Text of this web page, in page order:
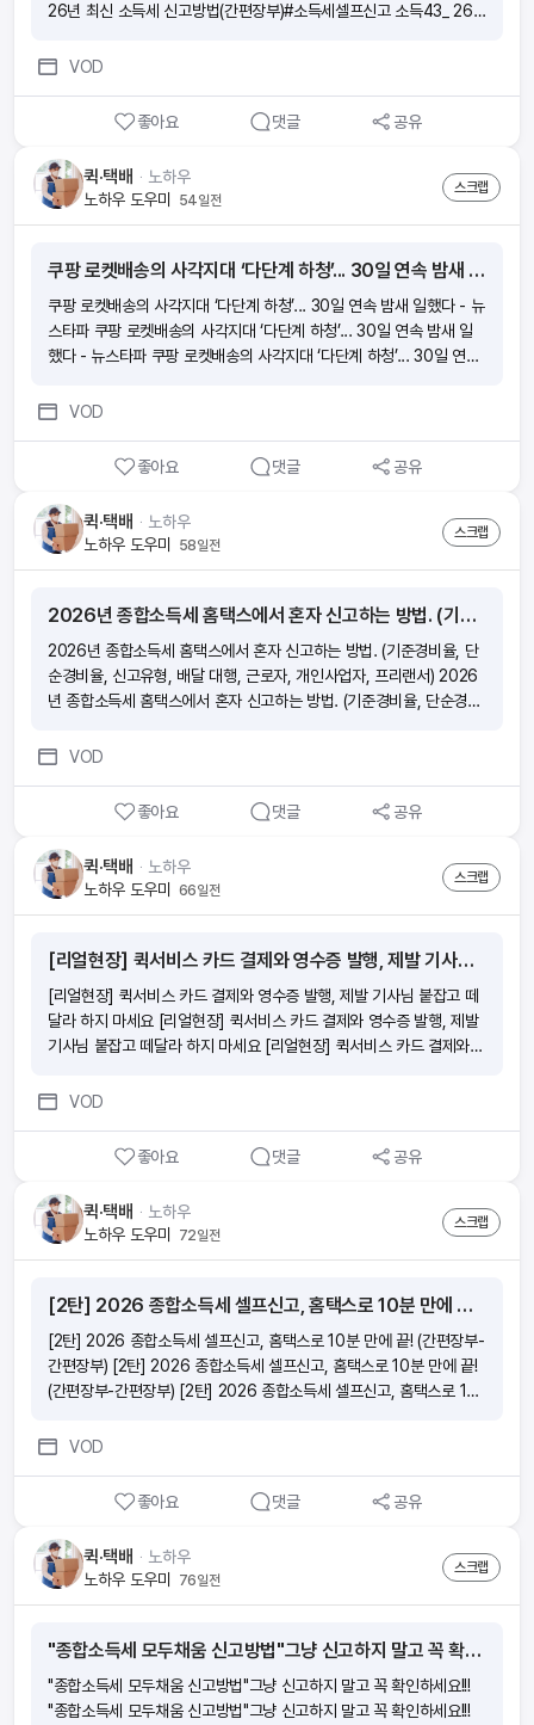
26년 최신 소득세 신고방법(간편장부)#소득세셀프신고 소득43_ 26
VOD
좋아요 댓글 공유
퀵·택배 ᆞ 노하우
노하우 도우미
54일전
스크랩
쿠팡 로켓배송의 사각지대 ‘다단계 하청’... 30일 연속 밤새 일했다 - 뉴스타파
쿠팡 로켓배송의 사각지대 ‘다단계 하청’... 30일 연속 밤새 일했다 - 뉴
스타파 쿠팡 로켓배송의 사각지대 ‘다단계 하청’... 30일 연속 밤새 일
했다 - 뉴스타파 쿠팡 로켓배송의 사각지대 ‘다단계 하청’... 30일 연속
일 연속 밤새 일했다 - 뉴스타파
VOD
좋아요 댓글 공유
퀵·택배 ᆞ 노하우
노하우 도우미
58일전
스크랩
2026년 종합소득세 홈택스에서 혼자 신고하는 방법. (기준경비율, 단순경비율, 신고유형, 배달 대행, 근로자, 개인사업자, 프리랜서)
2026년 종합소득세 홈택스에서 혼자 신고하는 방법. (기준경비율, 단
순경비율, 신고유형, 배달 대행, 근로자, 개인사업자, 프리랜서) 2026
년 종합소득세 홈택스에서 혼자 신고하는 방법. (기준경비율, 단순경비
소득세 홈택스에서 혼자 신고하는 방법. (기준경비율, 단순경비율, 신고
홈택스에서 혼자 신고하는 방법. (기준경비율, 단순경비율, 신고유형,
배달 대행, 근로자, 개인사업자, 프리랜서)
VOD
좋아요 댓글 공유
퀵·택배 ᆞ 노하우
노하우 도우미 66일전
스크랩
[리얼현장] 퀵서비스 카드 결제와 영수증 발행, 제발 기사님 붙잡고 떼달라 하지 마세요
[리얼현장] 퀵서비스 카드 결제와 영수증 발행, 제발 기사님 붙잡고 떼
달라 하지 마세요 [리얼현장] 퀵서비스 카드 결제와 영수증 발행, 제발
기사님 붙잡고 떼달라 하지 마세요 [리얼현장] 퀵서비스 카드 결제와
비스 카드 결제와 영수증 발행, 제발 기사님 붙잡고 떼달라 하지 마세요
VOD
좋아요 댓글 공유
퀵·택배 ᆞ 노하우
노하우 도우미
72일전
스크랩
[2탄] 2026 종합소득세 셀프신고, 홈택스로 10분 만에 끝! (간편장부-간편장부)
[2탄] 2026 종합소득세 셀프신고, 홈택스로 10분 만에 끝! (간편장부-
간편장부) [2탄] 2026 종합소득세 셀프신고, 홈택스로 10분 만에 끝!
(간편장부-간편장부) [2탄] 2026 종합소득세 셀프신고, 홈택스로 10
택스로 10분 만에 끝! (간편장부-간편장부)
VOD
좋아요 댓글 공유
퀵·택배 ᆞ 노하우
노하우 도우미
76일전
스크랩
"종합소득세 모두채움 신고방법"그냥 신고하지 말고 꼭 확인하세요!!!
"종합소득세 모두채움 신고방법"그냥 신고하지 말고 꼭 확인하세요!!!
"종합소득세 모두채움 신고방법"그냥 신고하지 말고 꼭 확인하세요!!!